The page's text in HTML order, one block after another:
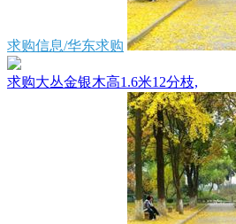
求购信息/华东求购
求购大丛金银木高1.6米12分枝,